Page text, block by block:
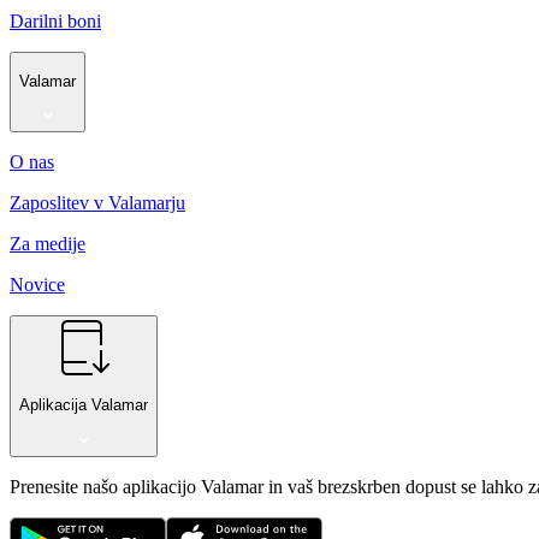
Darilni boni
Valamar
O nas
Zaposlitev v Valamarju
Za medije
Novice
Aplikacija Valamar
Prenesite našo aplikacijo Valamar in vaš brezskrben dopust se lahko